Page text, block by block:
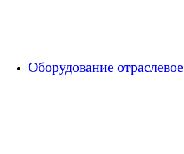
Оборудование отраслевое